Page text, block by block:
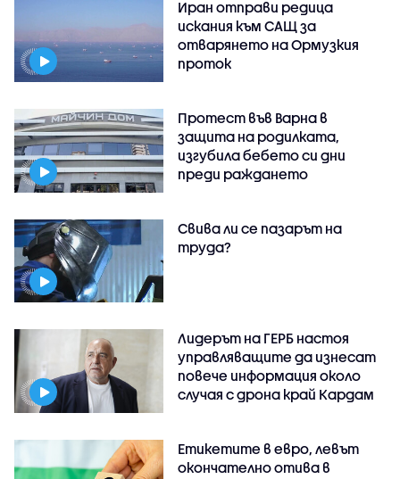
Иран отправи редица
искания към САЩ за
отварянето на Ормузкия
проток
Протест във Варна в
защита на родилката,
изгубила бебето си дни
преди раждането
Свива ли се пазарът на
труда?
Лидерът на ГЕРБ настоя
управляващите да изнесат
повече информация около
случая с дрона край Кардам
Етикетите в евро, левът
окончателно отива в